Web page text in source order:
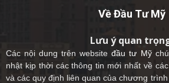
Về Đầu Tư Mỹ
Lưu ý quan
Các nội dung trên websiteđầu tư Mỹ
nhật kịp thời các thông tin mới nhất về
và các quy định liên quan của chương